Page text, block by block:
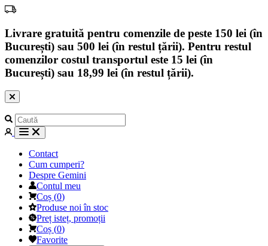
Livrare gratuită pentru comenzile de peste 150 lei (în
București) sau 500 lei (în restul țării). Pentru restul
comenzilor costul transportul este 15 lei (în
București) sau 18,99 lei (în restul țării).
Contact
Cum cumperi?
Despre Gemini
Contul meu
Coș (0)
Produse noi în stoc
Preț isteț, promoții
Coș (0)
Favorite